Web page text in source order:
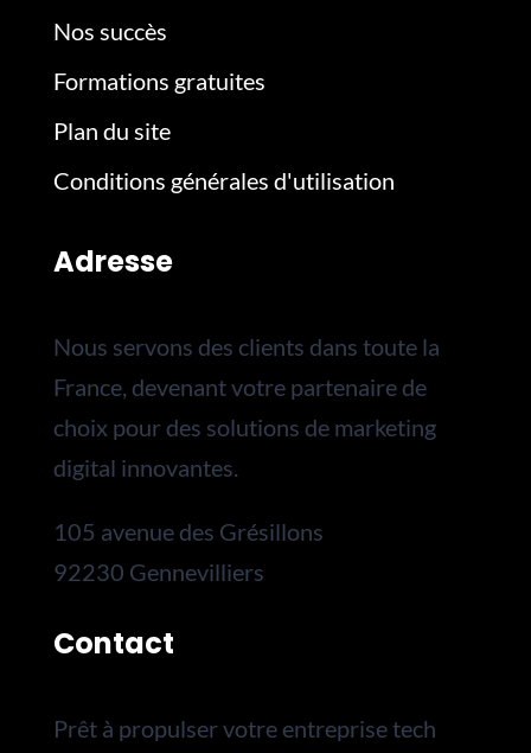
Nos succès
Formations gratuites
Plan du site
Conditions générales d'utilisation
Adresse
Nous servons des clients dans toute la
France, devenant votre partenaire de
choix pour des solutions de marketing
digital innovantes.
105 avenue des Grésillons
92230 Gennevilliers
Contact
Prêt à propulser votre entreprise tech